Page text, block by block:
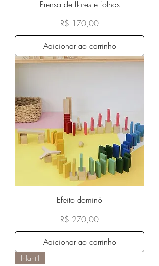
Prensa de flores e folhas
Preço
R$ 170,00
Adicionar ao carrinho
Efeito dominó
Preço
R$ 270,00
Adicionar ao carrinho
Infantil